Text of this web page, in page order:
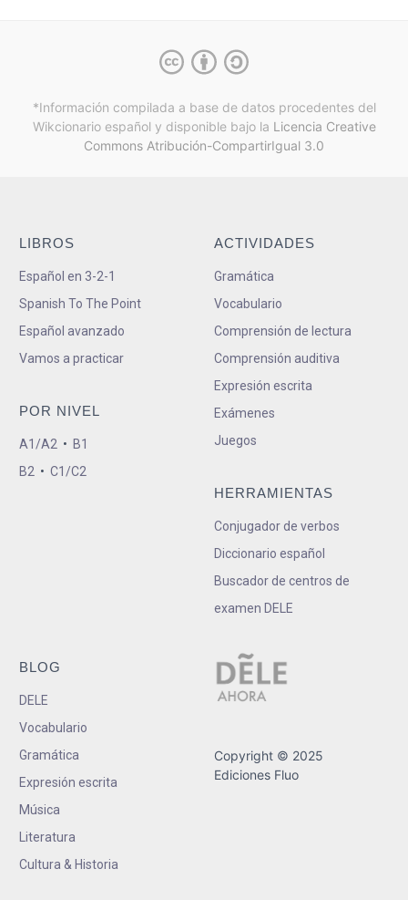
*Información compilada a base de datos procedentes del
Wikcionario español y disponible bajo la Licencia Creative
Commons Atribución-CompartirIgual 3.0
LIBROS
Español en 3-2-1
Spanish To The Point
Español avanzado
Vamos a practicar
POR NIVEL
A1/A2 • B1
B2 • C1/C2
ACTIVIDADES
Gramática
Vocabulario
Comprensión de lectura
Comprensión auditiva
Expresión escrita
Exámenes
Juegos
HERRAMIENTAS
Conjugador de verbos
Diccionario español
Buscador de centros de
examen DELE
BLOG
DELE
Vocabulario
Gramática
Expresión escrita
Música
Literatura
Cultura & Historia
Copyright © 2025
Ediciones Fluo